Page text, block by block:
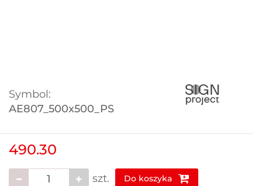
Symbol:
AE807_500x500_PS
490.30
szt. Do koszyka